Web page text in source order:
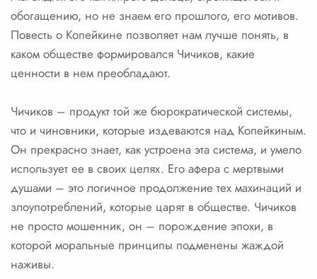
обогащению, но не знаем его прошлого, его мотивов.
Повесть о Копейкине позволяет нам лучше понять, в
каком обществе формировался Чичиков, какие
ценности в нем преобладают.
Чичиков – продукт той же бюрократической системы,
что и чиновники, которые издеваются над Копейкиным.
Он прекрасно знает, как устроена эта система, и умело
использует ее в своих целях. Его афера с мертвыми
душами – это логичное продолжение тех махинаций и
злоупотреблений, которые царят в обществе. Чичиков
не просто мошенник, он – порождение эпохи, в
которой моральные принципы подменены жаждой
наживы.